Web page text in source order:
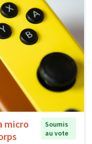
micro
Soumis
au vote